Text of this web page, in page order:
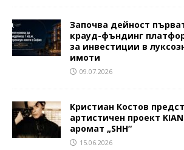
Започва дейност
крауд-фъндинг
за инвестиции в
имоти
09.07.2026
Кристиан Костов
артистичен проект
аромат „SHH“
15.06.2026